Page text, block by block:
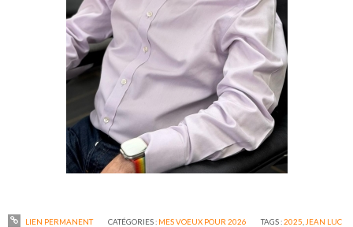
LIEN PERMANENT CATÉGORIES : MES VOEUX POUR 2026 TAGS :2025 JEAN LUC